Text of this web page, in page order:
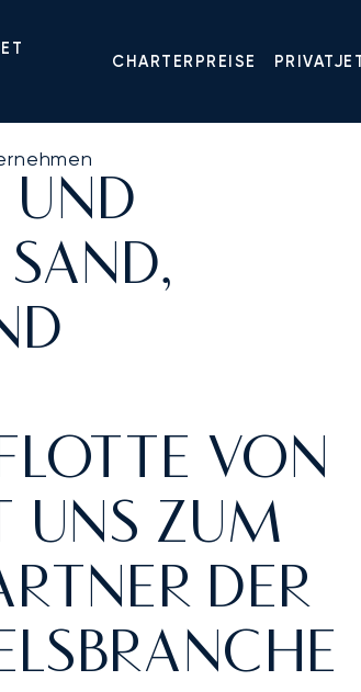
CHARTERPREISE
UND
VON
UNS ZUM
DER